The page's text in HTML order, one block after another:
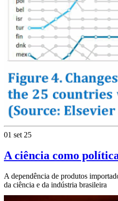
01 set 25
A ciência como
A dependência de produtos
da ciência e da indústria brasileira